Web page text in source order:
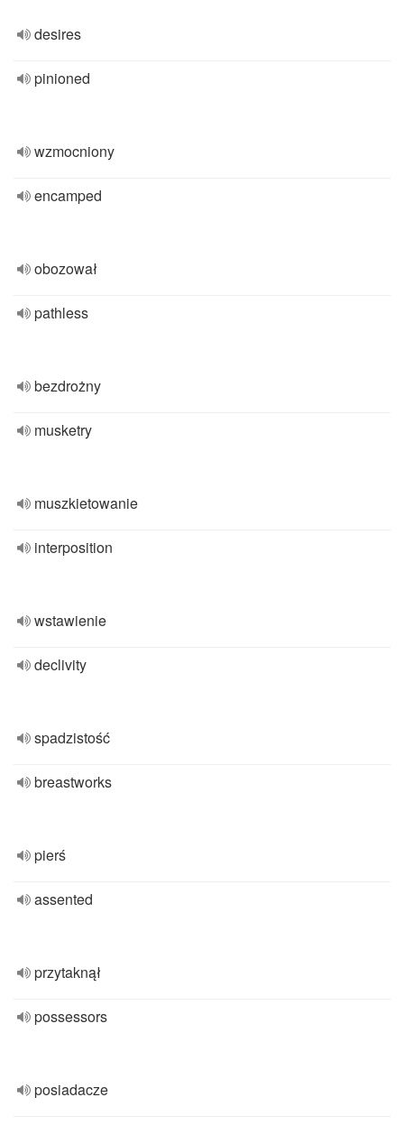
desires
pinioned
wzmocniony
encamped
obozował
pathless
bezdrożny
musketry
muszkietowanie
interposition
wstawienie
declivity
spadzistość
breastworks
pierś
assented
przytaknął
possessors
posiadacze